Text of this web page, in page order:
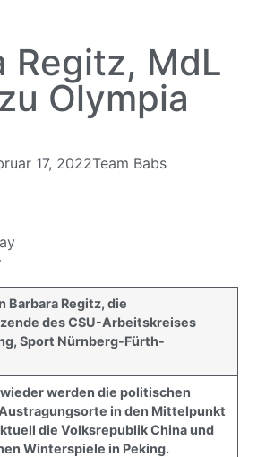
Regitz, MdL
Olympia
17, 2022Team Babs
Barbara Regitz, die
des CSU-Arbeitskreises
Sport Nürnberg-Fürth-
werden die politischen
in den Mittelpunkt
die Volksrepublik China und
Winterspiele in Peking.